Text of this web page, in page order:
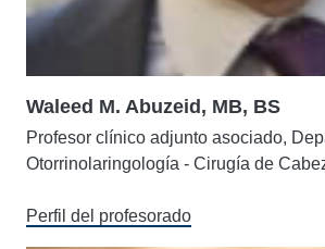
Waleed M. Abuzeid, MB, BS
Profesor clínico adjunto asociado,
Otorrinolaringología - Cirugía de
Perfil del profesorado